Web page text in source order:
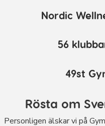
Nordic
56
49st
Rösta om
Personligen älskar vi på